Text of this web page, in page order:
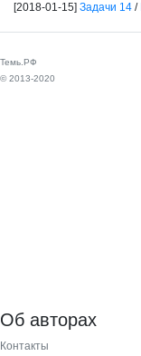
[2018-01-15] Задачи 14 /
Темь.РФ
© 2013-2020
Об авторах
Контакты